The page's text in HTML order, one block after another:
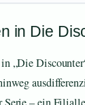
in Die
„Die